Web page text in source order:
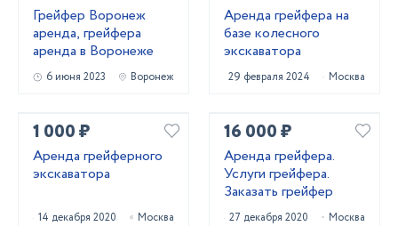
Грейфер Воронеж
аренда, грейфера
аренда в Воронеже
6 июня 2023 Воронеж
Аренда грейфера на
базе колесного
экскаватора
29 февраля 2024 Москва
1 000 ₽
Аренда грейферного
экскаватора
14 декабря 2020 Москва
16 000 ₽
Аренда грейфера.
Услуги грейфера.
Заказать грейфер
27 декабря 2020 Москва